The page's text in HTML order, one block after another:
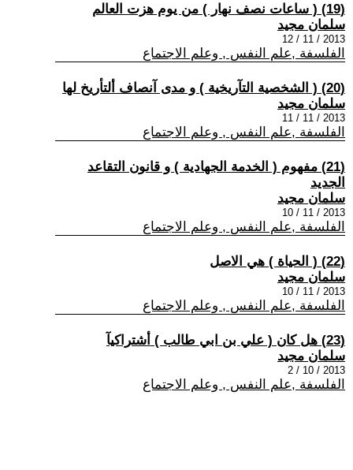
(19) ( ساعات نصف نهار ) من يوم هزت العالم
سلمان مجيد
2013 / 11 / 12
الفلسفة ,علم النفس , وعلم الاجتماع
(20) ( الشخصية التآريخية ) و مدى آنصاف ألتأريخ لها
سلمان مجيد
2013 / 11 / 11
الفلسفة ,علم النفس , وعلم الاجتماع
(21) مفهوم ( الخدمة الجهادية ) و قانون التقاعد
الجديد
سلمان مجيد
2013 / 11 / 10
الفلسفة ,علم النفس , وعلم الاجتماع
(22) ( الحياة ) هي الاصل
سلمان مجيد
2013 / 11 / 10
الفلسفة ,علم النفس , وعلم الاجتماع
(23) هل كان ( علي بن ابي طالب ) أشتراكيآ
سلمان مجيد
2013 / 10 / 2
الفلسفة ,علم النفس , وعلم الاجتماع